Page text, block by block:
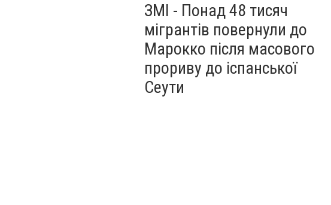
ЗМІ - Понад 48 тисяч
мігрантів повернули до
Марокко після масового
прориву до іспанської
Сеути